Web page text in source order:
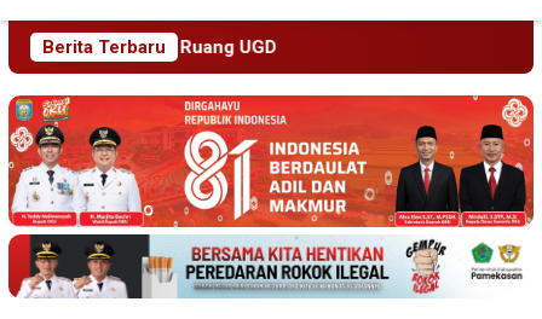
Berita Terbaru